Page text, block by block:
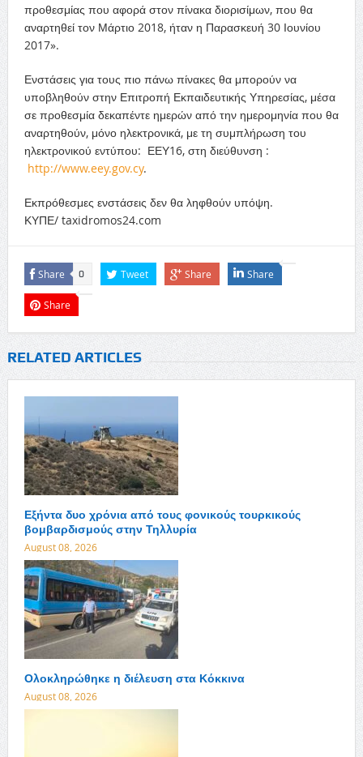
προθεσμίας που αφορά στον πίνακα διορισίμων, που θα
αναρτηθεί τον Μάρτιο 2018, ήταν η Παρασκευή 30 Ιουνίου
2017».
Ενστάσεις για τους πιο πάνω πίνακες θα μπορούν να
υποβληθούν στην Επιτροπή Εκπαιδευτικής Υπηρεσίας, μέσα
σε προθεσμία δεκαπέντε ημερών από την ημερομηνία που θα
αναρτηθούν, μόνο ηλεκτρονικά, με τη συμπλήρωση του
ηλεκτρονικού εντύπου: ΕΕΥ16, στη διεύθυνση :
http://www.eey.gov.cy.
Εκπρόθεσμες ενστάσεις δεν θα ληφθούν υπόψη.
ΚΥΠΕ/ taxidromos24.com
Share 0 Tweet Share Share
Share
RELATED ARTICLES
Εξήντα δυο χρόνια από τους φονικούς τουρκικούς
βομβαρδισμούς στην Τηλλυρία
August 08, 2026
Ολοκληρώθηκε η διέλευση στα Κόκκινα
August 08, 2026